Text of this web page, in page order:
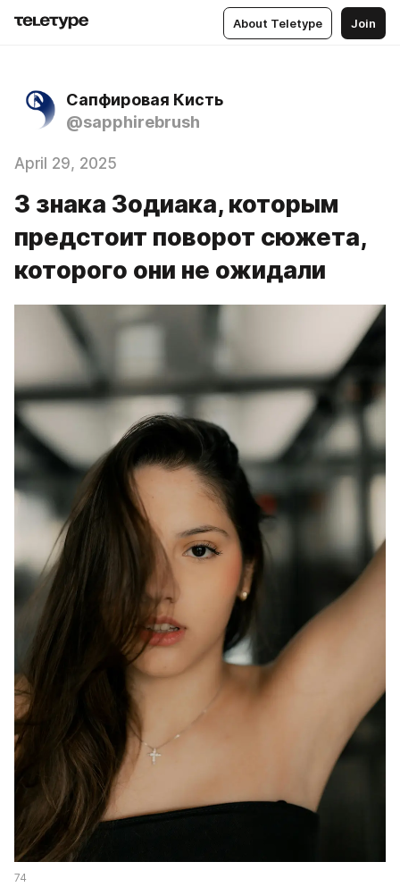
About Teletype Join
Сапфировая Кисть
@sapphirebrush
April 29, 2025
3 знака Зодиака, которым
предстоит поворот сюжета,
которого они не ожидали
74